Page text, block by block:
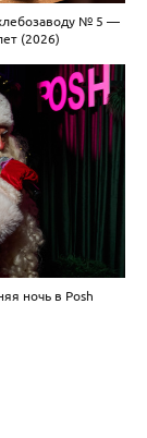
№ 5 —
(2026)
ночь в Posh